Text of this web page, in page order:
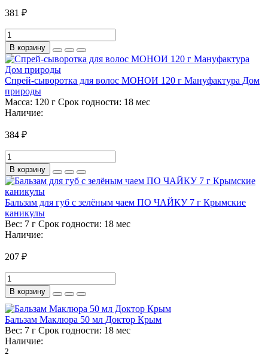
381 ₽
В корзину
Спрей-сыворотка для волос МОНОИ 120 г Мануфактура Дом
природы
Масса: 120 г Срок годности: 18 мес
Наличие:
384 ₽
В корзину
Бальзам для губ с зелёным чаем ПО ЧАЙКУ 7 г Крымские
каникулы
Вес: 7 г Срок годности: 18 мес
Наличие:
207 ₽
В корзину
Бальзам Маклюра 50 мл Доктор Крым
Вес: 7 г Срок годности: 18 мес
Наличие:
2